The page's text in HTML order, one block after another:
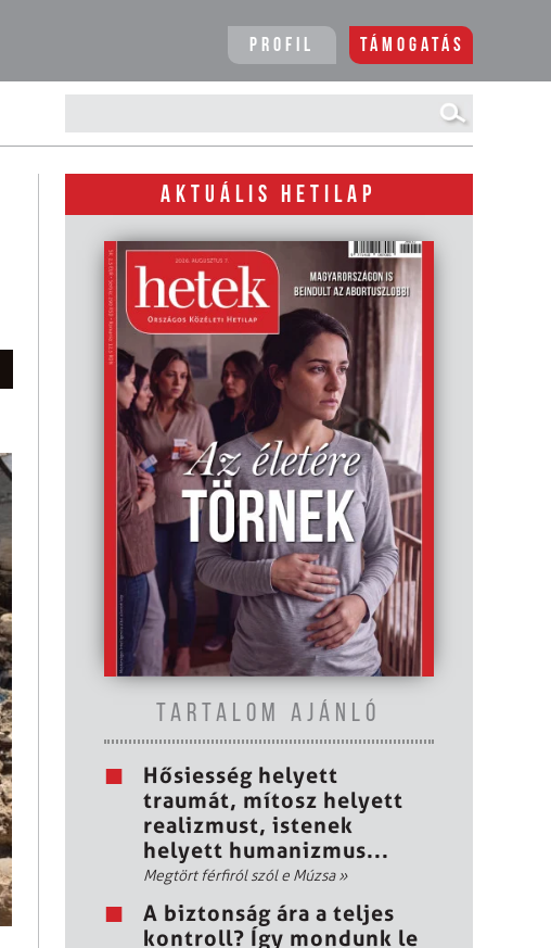
Profil Támogatás
AKTUÁLIS HETILAP
TARTALOM AJÁNLÓ
Hősiesség helyett
traumát, mítosz helyett
realizmust, istenek
helyett humanizmus...
Megtört férfiról szól e Múzsa»
A biztonság ára a teljes
kontroll? Így mondunk le